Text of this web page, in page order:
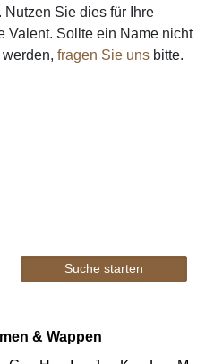
Sie dies für Ihre
Valent. Sollte ein Name nicht
fragen Sie uns bitte.
& Wappen